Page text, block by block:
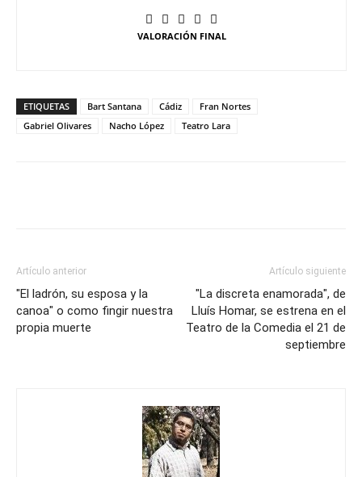
VALORACIÓN FINAL
ETIQUETAS Bart Santana Cádiz
Fran Nortes
Gabriel Olivares
Nacho López Teatro Lara
Artículo anterior
"El ladrón, su esposa y la
canoa" o como fingir nuestra
propia muerte
Artículo siguiente
"La discreta enamorada", de
Lluís Homar, se estrena en el
Teatro de la Comedia el 21 de
septiembre